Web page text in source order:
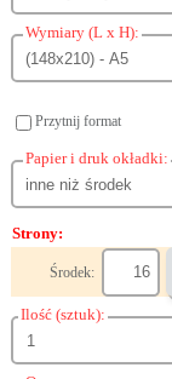
Wymiary (L x H):
Przytnij format
Papier i druk okładki:
Strony:
Środek:
Ilość (sztuk):